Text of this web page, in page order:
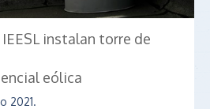
instalan torre de
eólica
2021.